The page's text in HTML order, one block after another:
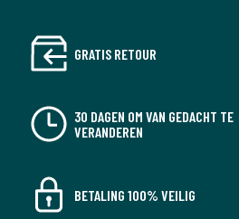
GRATIS RETOUR
30 DAGEN OM VAN GEDACHT TE
VERANDEREN
BETALING 100% VEILIG